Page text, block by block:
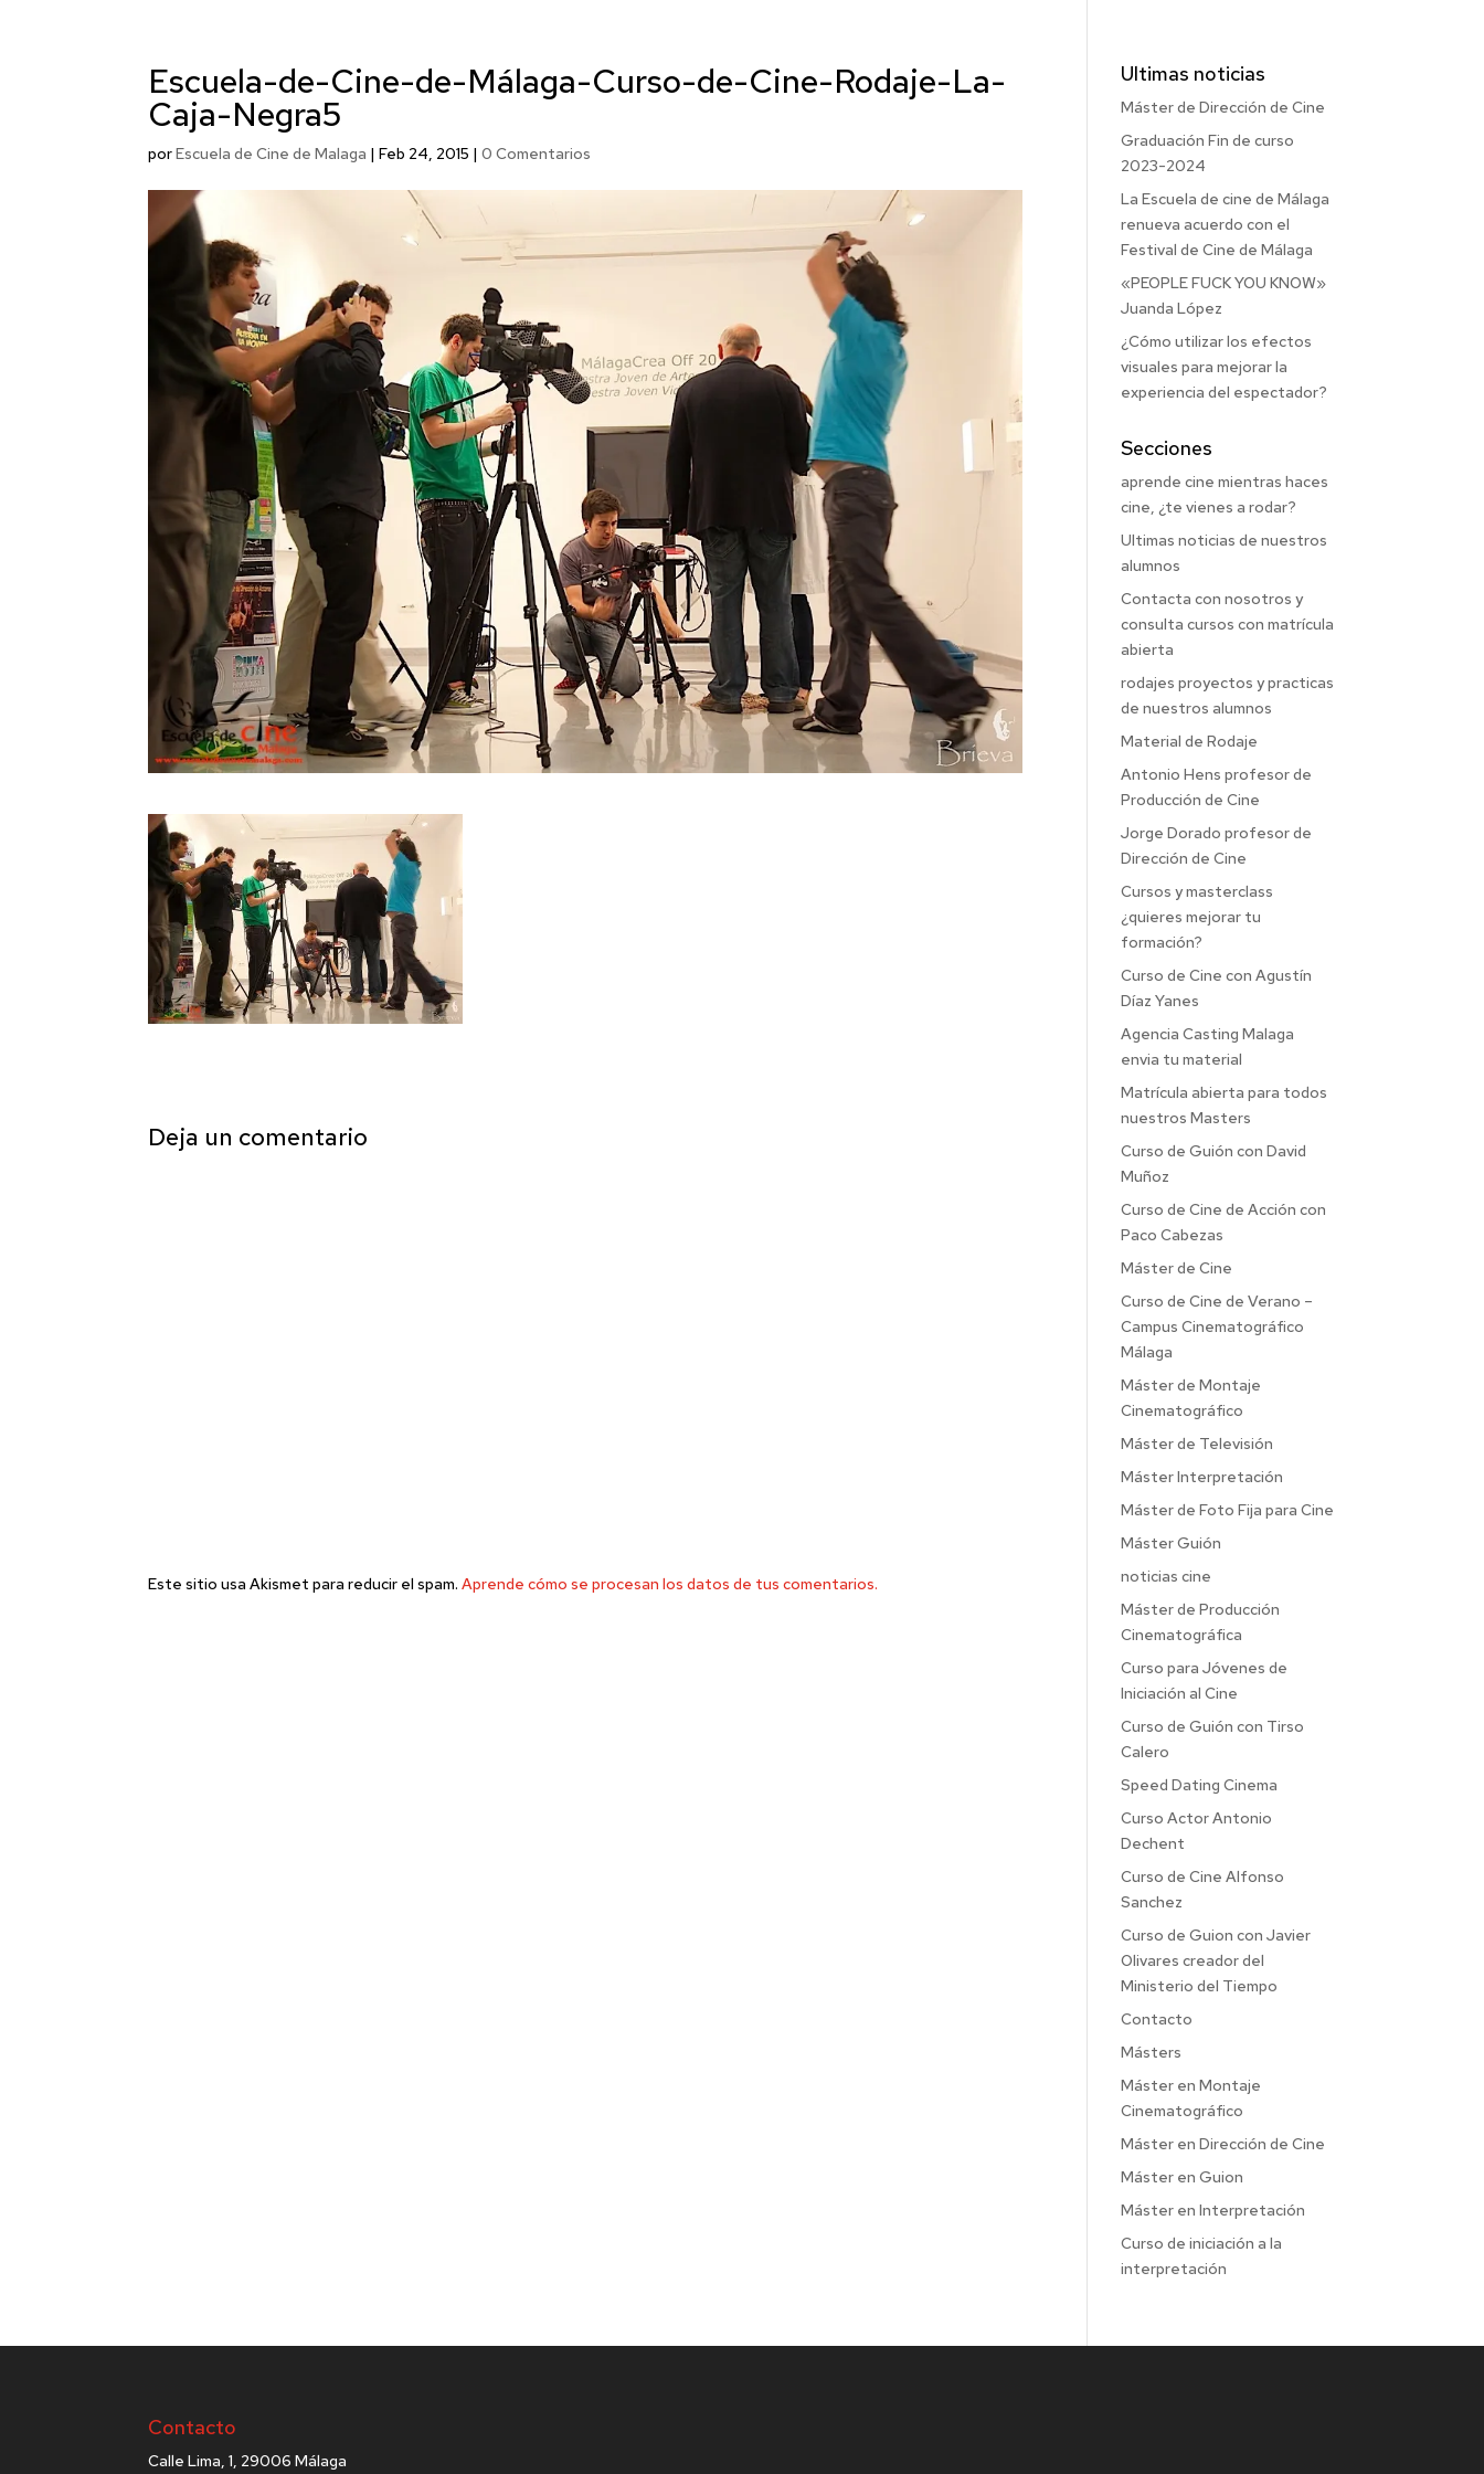
Escuela-de-Cine-de-Málaga-Curso-de-Cine-Rodaje-La-
Caja-Negra5
porEscuela de Cine de Malaga |Feb 24, 2015 |0 Comentarios
Deja un comentario
Este sitio usa Akismet para reducir el spam.Aprende cómo se procesan los datos de tus comentarios.
Ultimas noticias
Máster de Dirección de Cine
Graduación Fin de curso
2023-2024
La Escuela de cine de Málaga
renueva acuerdo con el
Festival de Cine de Málaga
«PEOPLE FUCK YOU KNOW»
Juanda López
¿Cómo utilizar los efectos
visuales para mejorar la
experiencia del espectador?
Secciones
aprende cine mientras haces
cine, ¿te vienes a rodar?
Ultimas noticias de nuestros
alumnos
Contacta con nosotros y
consulta cursos con matrícula
abierta
rodajes proyectos y practicas
de nuestros alumnos
Material de Rodaje
Antonio Hens profesor de
Producción de Cine
Jorge Dorado profesor de
Dirección de Cine
Cursos y masterclass
¿quieres mejorar tu
formación?
Curso de Cine con Agustín
Díaz Yanes
Agencia Casting Malaga
envia tu material
Matrícula abierta para todos
nuestros Masters
Curso de Guión con David
Muñoz
Curso de Cine de Acción con
Paco Cabezas
Máster de Cine
Curso de Cine de Verano –
Campus Cinematográfico
Málaga
Máster de Montaje
Cinematográfico
Máster de Televisión
Máster Interpretación
Máster de Foto Fija para Cine
Máster Guión
noticias cine
Máster de Producción
Cinematográfica
Curso para Jóvenes de
Iniciación al Cine
Curso de Guión con Tirso
Calero
Speed Dating Cinema
Curso Actor Antonio
Dechent
Curso de Cine Alfonso
Sanchez
Curso de Guion con Javier
Olivares creador del
Ministerio del Tiempo
Contacto
Másters
Máster en Montaje
Cinematográfico
Máster en Dirección de Cine
Máster en Guion
Máster en Interpretación
Curso de iniciación a la
interpretación
Contacto
Calle Lima, 1, 29006 Málaga